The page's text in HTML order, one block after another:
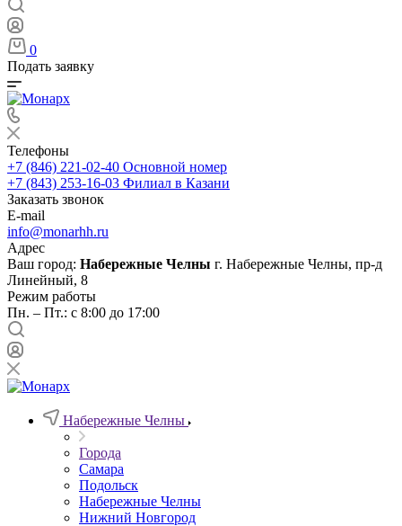
0
Подать заявку
Телефоны
+7 (846) 221-02-40 Основной номер
+7 (843) 253-16-03 Филиал в Казани
Заказать звонок
E-mail
info@monarhh.ru
Адрес
Ваш город: Набережные Челны г. Набережные Челны, пр-д
Линейный, 8
Режим работы
Пн. – Пт.: с 8:00 до 17:00
Набережные Челны
Города
Самара
Подольск
Набережные Челны
Нижний Новгород